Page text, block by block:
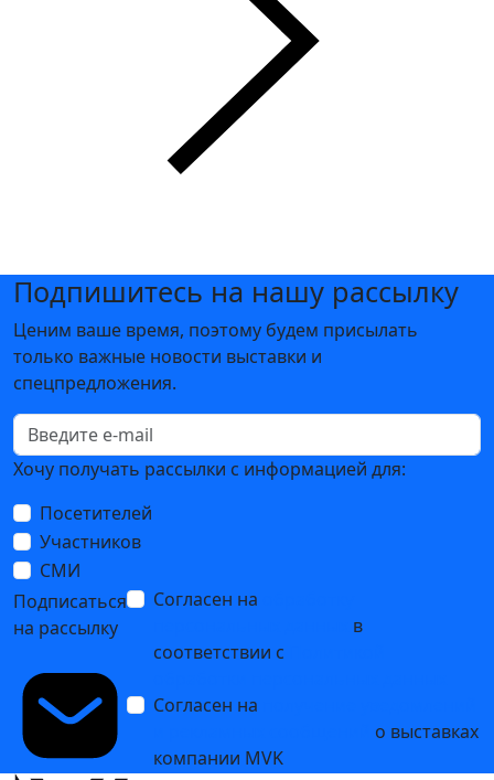
Подпишитесь на нашу рассылку
Ценим ваше время, поэтому будем присылать
только важные новости выставки и
спецпредложения.
Хочу получать рассылки с информацией для:
Посетителей
Участников
СМИ
Подписаться
на рассылку
Согласен на
в
соответствии с
Согласен на
о выставках
компании MVK